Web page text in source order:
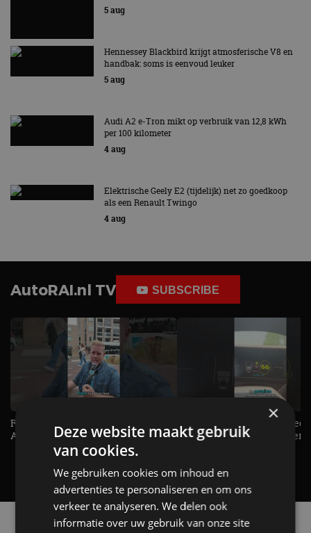
5 aug
Hennessey Blackbird krijgt atmosferische V8 en
handbak: soms is eenvoud leuker
5 aug
Audi A2 e-Tron mikt op verbruik van 12,8 kWh
per 100 kilometer
4 aug
Elektrische Geely E2 (tijdelijk) net zo goedkoop
als een Renault Twingo
4 aug
AutoRAI.nl TV SUBSCRIBE
Raad jij onze nieuwe duurtester? -
AutoRAI TV
De Renault Twingo heeft een
opvallende snelheidsmeter! -
Alle automerken
×
Deze website maakt gebruik
van cookies.
We gebruiken cookies om inhoud en
advertenties te personaliseren en om ons
verkeer te analyseren. We delen ook
informatie over uw gebruik van onze site